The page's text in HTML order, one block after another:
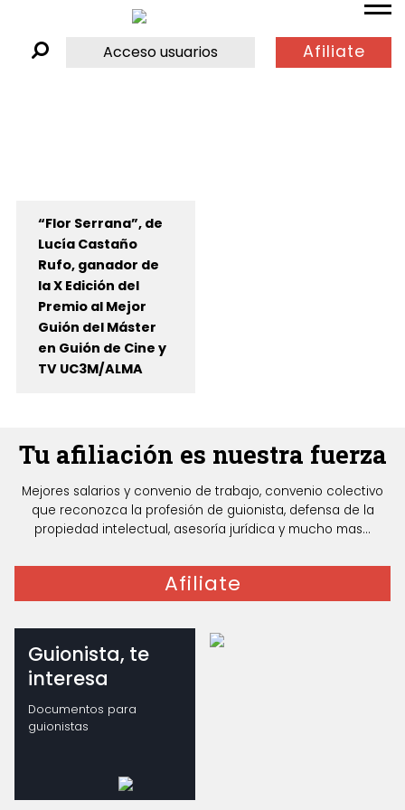
Acceso usuarios Afiliate
“Flor Serrana”, de
Lucía Castaño
Rufo, ganador de
la X Edición del
Premio al Mejor
Guión del Máster
en Guión de Cine y
TV UC3M/ALMA
Tu afiliación es nuestra fuerza
Mejores salarios y convenio de trabajo, convenio colectivo
que reconozca la profesión de guionista, defensa de la
propiedad intelectual, asesoría jurídica y mucho mas...
Afiliate
Guionista, te
interesa
Documentos para
guionistas